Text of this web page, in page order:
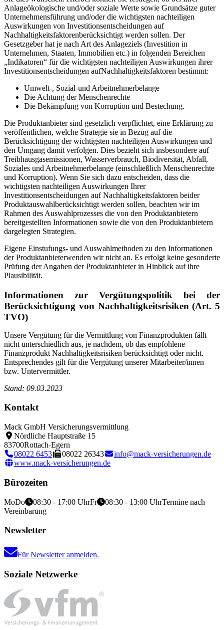
Anlageökologische und/oder soziale Werte sowie Grundsätze guter
Unternehmensführung und/oder die wichtigsten nachteiligen
Auswirkungen von Investitionsentscheidungen auf
Nachhaltigkeitsfaktorenberücksichtigt werden sollen. Der
Gesetzgeber hat je nach Art des Anlageziels (Investition in
Unternehmen, Staaten, Immobilien etc.) in folgenden Bereichen
„Indikatoren“ für die wichtigsten nachteiligen Auswirkungen ihrer
Investitionsentscheidungen aufNachhaltigkeitsfaktoren bestimmt:
Umwelt-, Sozial-und Arbeitnehmerbelange
Die Achtung der Menschenrechte
Die Bekämpfung von Korruption und Bestechung.
Die Produktanbieter sind gesetzlich verpflichtet, eine Erklärung zu
veröffentlichen, welche Strategie sie in Bezug auf die
Berücksichtigung der wichtigsten nachteiligen Auswirkungen und
den Umgang damit verfolgen. Dies bezieht sich insbesondere auf
Treibhausgasemissionen, Wasserverbrauch, Biodiversität, Abfall,
Soziales und Arbeitnehmerbelange (einschließlich Menschenrechte
und Korruption). Wenn Sie sich dazu entscheiden, dass die
wichtigsten nachteiligen Auswirkungen Ihrer
Investitionsentscheidungen auf Nachhaltigkeitsfaktoren beider
Produktauswahlberücksichtigt werden sollen, beachten wir im
Rahmen des Auswahlprozesses die von den Produktanbietern
bereitgestellten Informationen sowie die von den Produktanbietern
dargelegten Strategien.
Eigene Einstufungs- und Auswahlmethoden zu den Informationen
der Produktanbieterwenden wir nicht an. Es erfolgt keine gesonderte
Prüfung der Angaben der Produktanbieter in Hinblick auf ihre
Plausibilität.
Informationen zur Vergütungspolitik bei der
Berücksichtigung von Nachhaltigkeitsrisiken (Art. 5
TVO)
Unsere Vergütung für die Vermittlung von Finanzprodukten fällt
nicht unterschiedlich aus, je nachdem, ob das empfohlene
Finanzprodukt Nachhaltigkeitsrisiken berücksichtigt oder nicht.
Entsprechendes gilt für die Vergütung unserer Mitarbeiter/innen
bzw. Untervermittler.
Stand: 09.03.2023
Kontakt
Mack GmbH Versicherungsvermittlung
Nördliche Hauptstraße 15
83700Rottach-Egern
08022 6453
08022 26343
info@mack-versicherungen.de
www.mack-versicherungen.de
Bürozeiten
MoDo 08:30 - 17:00 UhrFr 08:30 - 13:00 UhrTermine nach
Vereinbarung
Newsletter
Für Newsletter anmelden.
Soziale Netzwerke